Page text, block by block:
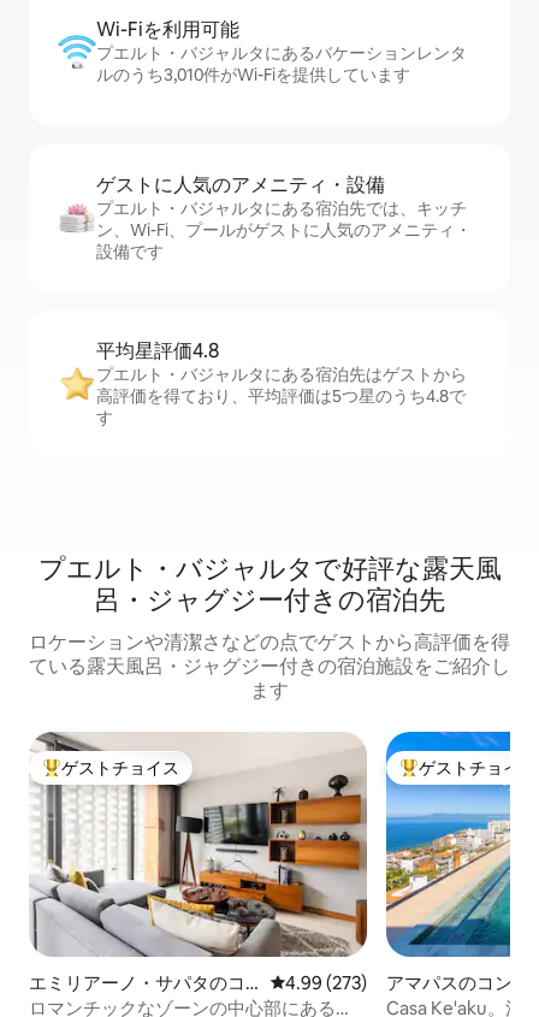
Wi-Fiを利⁠用⁠可⁠能
プエルト・バジャルタにあるバケーションレンタ
ルのうち3,010件がWi-Fiを提供しています
ゲストに人⁠気⁠のア⁠メ⁠ニ⁠テ⁠ィ・設⁠備
プエルト・バジャルタにある宿泊先では、キッチ
ン、Wi-Fi、プールがゲストに人気のアメニティ・
設備です
平均星評価4.8
プエルト・バジャルタにある宿泊先はゲストから
高評価を得ており、平均評価は5つ星のうち4.8で
す
プエルト・バジャルタで好評な露天風
呂・ジャグジー付きの宿泊先
ロケーションや清潔さなどの点でゲストから高評価を得
ている露天風呂・ジャグジー付きの宿泊施設をご紹介し
ます
大好評のゲストチョイスです。
ゲストチョイス
エミリアーノ・サパタのコ
ンドミニアム
レビュー273件、5つ星中4.99つ
4.99 (273)
ロマンチックなゾーンの中心部にある
大好評のゲスト
ゲストチョイス
アマパスのコンド
Casa Ke'aku。洗